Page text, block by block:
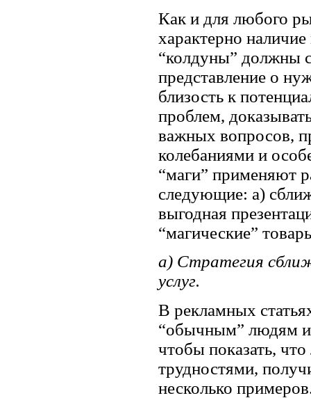
Как и для любого
характерно
“колдуны” должны
представление о
близость к
проблем,
важных вопросов,
колебаниями и
“маги” применяют
следующие: а)
выгодная
“магические”
а) Стратегия
услуг.
В рекламных
“обычным” людям и
чтобы показать,
трудностями,
несколько